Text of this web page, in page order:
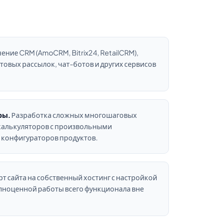
CRM (AmoCRM, Bitrix24, RetailCRM),
рассылок, чат-ботов и других сервисов
Разработка сложных многошаговых
с произвольными
продуктов.
сайта на собственный хостинг с настройкой
работы всего функционала вне